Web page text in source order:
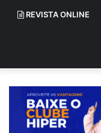
REVISTA ONLINE